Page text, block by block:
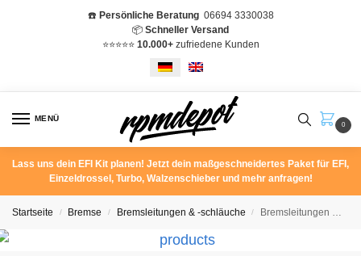
☎️ Persönliche Beratung06694 3330038
📦 Schneller Versand
⭐️⭐️⭐️⭐️⭐️ 10.000+zufriedene Kunden
MENÜ
0
Lass uns dein EFI Kit planen! Jetzt dein maßgeschneidertes Paket für EFI,
Einzeldrossel, Turbo, Walzenschieber und mehr anfragen!
Startseite / Bremse / Bremsleitungen & -schläuche / Bremsleitungen Mercedes W201 190E für W220, W203 C55 Bremssättel